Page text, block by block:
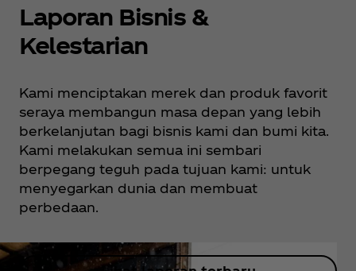
Laporan Bisnis &
Kelestarian
Kami menciptakan merek dan produk favorit
seraya membangun masa depan yang lebih
berkelanjutan bagi bisnis kami dan bumi kita.
Kami melakukan semua ini sembari
berpegang teguh pada tujuan kami: untuk
menyegarkan dunia dan membuat
perbedaan.